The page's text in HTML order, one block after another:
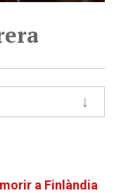
a Finlàndia